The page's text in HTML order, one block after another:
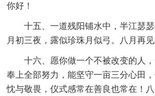
你好！
十五、一道残阳铺水中，半江瑟
月初三夜，露似珍珠月似弓。八月再见
十六、愿你做一个不被改变的人
奉上全部努力，能坚守一亩三分心田
忱与敬畏，仪式感常在善良也常在！